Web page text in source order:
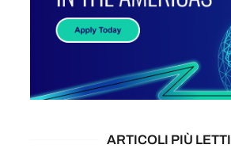
ARTICOLI PIÙ LETTI